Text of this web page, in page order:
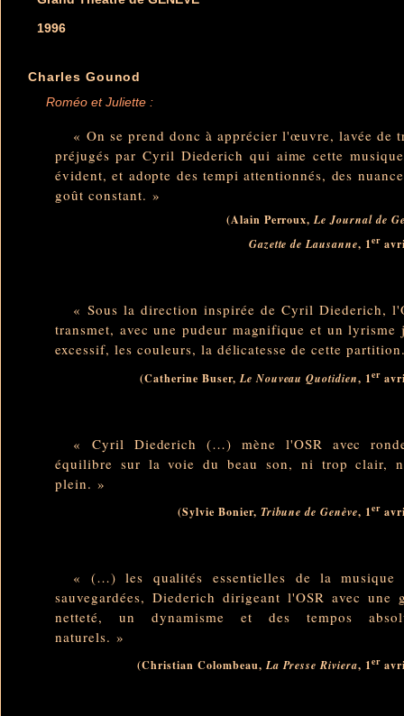
1996
Charles Gounod
Roméo et Juliette :
« On se prend donc à apprécier l'œuvre, lavée de
préjugés par Cyril Diederich qui aime cette
évident, et adopte des tempi attentionnés, des
goût constant. »
(Alain Perroux,Le Journal de
Gazette de Lausanne, 1er
« Sous la direction inspirée de Cyril Diederich,
transmet, avec une pudeur magnifique et un lyrisme
excessif, les couleurs, la délicatesse de cette
(Catherine Buser,Le Nouveau Quotidien, 1er
« Cyril Diederich (…) mène l'OSR avec
équilibre sur la voie du beau son, ni trop clair,
plein. »
(Sylvie Bonier, Tribune de Genève, 1er
« (…) les qualités essentielles de la musique
sauvegardées, Diederich dirigeant l'OSR avec une
netteté, un dynamisme et des tempos
naturels. »
(Christian Colombeau,La Presse Riviera, 1er